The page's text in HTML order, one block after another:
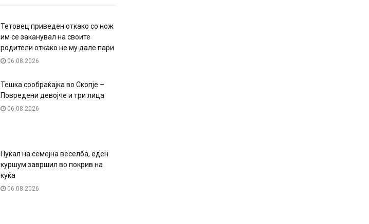
Тетовец приведен откако со нож
им се заканувал на своите
родители откако не му дале пари
06.08.2026
Тешка сообраќајка во Скопје –
Повредени девојче и три лица
06.08.2026
Пукал на семејна веселба, еден
куршум завршил во покрив на
куќа
06.08.2026